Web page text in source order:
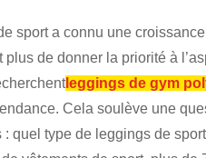
sport a connu une
de donner la priorité à
leggings de gym
Cela soulève une
quel type de leggings de